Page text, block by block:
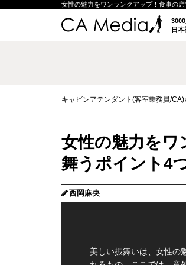
女性の魅力をワンランクアップ！食事の
日
キャビンアテンダント(客室乗務員/
女性の魅力をワ
舞うポイント4
西岡麻央
美しい振舞いは、女性の